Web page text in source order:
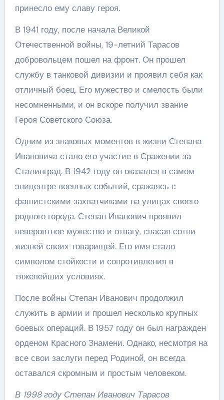
принесло ему славу героя.
В 1941 году, после начала Великой
Отечественной войны, 19-летний Тарасов
добровольцем пошел на фронт. Он прошел
службу в танковой дивизии и проявил себя как
отличный боец. Его мужество и смелость были
несомненными, и он вскоре получил звание
Героя Советского Союза.
Одним из знаковых моментов в жизни Степана
Ивановича стало его участие в Сражении за
Сталинград. В 1942 году он оказался в самом
эпицентре военных событий, сражаясь с
фашистскими захватчиками на улицах своего
родного города. Степан Иванович проявил
невероятное мужество и отвагу, спасая сотни
жизней своих товарищей. Его имя стало
символом стойкости и сопротивления в
тяжелейших условиях.
После войны Степан Иванович продолжил
служить в армии и прошел несколько крупных
боевых операций. В 1957 году он был награжден
орденом Красного Знамени. Однако, несмотря на
все свои заслуги перед Родиной, он всегда
оставался скромным и простым человеком.
В 1998 году Степан Иванович Тарасов